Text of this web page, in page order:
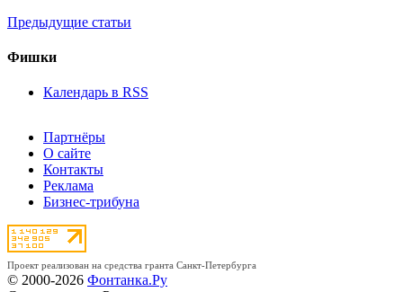
Предыдущие статьи
Фишки
Календарь в RSS
Партнёры
О сайте
Контакты
Реклама
Бизнес-трибуна
Проект реализован на средства гранта Санкт-Петербурга
© 2000-2026 Фонтанка.Ру